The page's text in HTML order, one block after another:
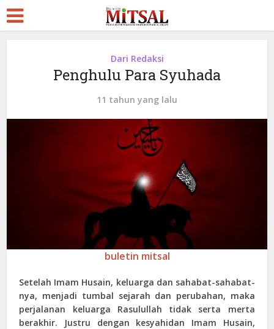
Dari Redaksi
Penghulu Para Syuhada
11 tahun yang lalu
buletin mitsal
Setelah Imam Husain, keluarga dan sahabat-sahabat-
nya, menjadi tumbal sejarah dan perubahan, maka
perjalanan keluarga Rasulullah tidak serta merta
berakhir. Justru dengan kesyahidan Imam Husain,